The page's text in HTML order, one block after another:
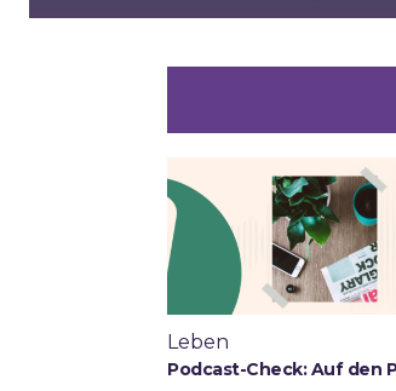
Leben
Podcast-Check: Auf den